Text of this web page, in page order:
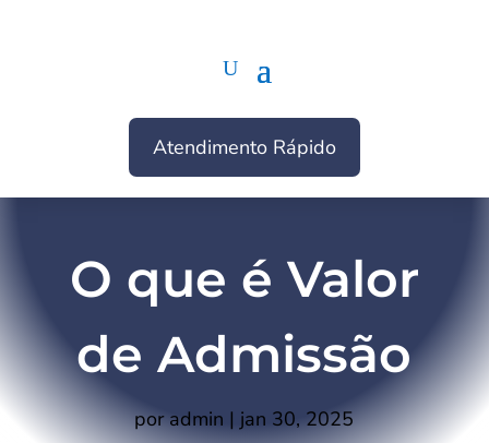
Atendimento Rápido
O que é Valor
de Admissão
poradmin | jan 30, 2025